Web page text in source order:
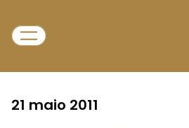
21 maio 2011